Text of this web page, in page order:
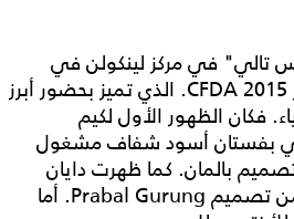
تالي" في مركز لينكولن في
نيويورك حفل توزيع جوائز CFDA 2015. الذي تميز بحضور أبرز
فكان الظهور الأول لكيم
بفستان أسود شفاف مشغول
بالمان. كما ظهرت دايان
كروغر بفستان أحمر لمّاع من تصميم Prabal Gurung. أما